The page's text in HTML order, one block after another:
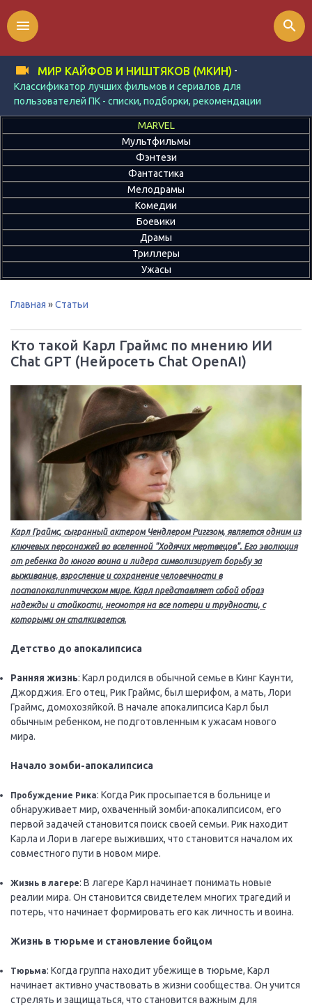
МИР КАЙФОВ И НИШТЯКОВ (МКИН) -
Классификатор лучших фильмов и сериалов для
пользователей ПК - списки, подборки, рекомендации
menu search
MARVEL
Мультфильмы
Фэнтези
Фантастика
Мелодрамы
Комедии
Боевики
Драмы
Триллеры
Ужасы
Главная »Статьи
Кто такой Карл Граймс по мнению ИИ
Chat GPT (Нейросеть Chat OpenAI)
Карл Граймс, сыгранный актером Чендлером Риггзом, является одним из
ключевых персонажей во вселенной "Ходячих мертвецов". Его эволюция
от ребенка до юного воина и лидера символизирует борьбу за
выживание, взросление и сохранение человечности в
постапокалиптическом мире. Карл представляет собой образ
надежды и стойкости, несмотря на все потери и трудности, с
которыми он сталкивается.
Детство до апокалипсиса
Ранняя жизнь: Карл родился в обычной семье в Кинг Каунти,
Джорджия. Его отец, Рик Граймс, был шерифом, а мать, Лори
Граймс, домохозяйкой. В начале апокалипсиса Карл был
обычным ребенком, не подготовленным к ужасам нового
мира.
Начало зомби-апокалипсиса
Пробуждение Рика: Когда Рик просыпается в больнице и
обнаруживает мир, охваченный зомби-апокалипсисом, его
первой задачей становится поиск своей семьи. Рик находит
Карла и Лори в лагере выживших, что становится началом их
совместного пути в новом мире.
Жизнь в лагере: В лагере Карл начинает понимать новые
реалии мира. Он становится свидетелем многих трагедий и
потерь, что начинает формировать его как личность и воина.
Жизнь в тюрьме и становление бойцом
Тюрьма: Когда группа находит убежище в тюрьме, Карл
начинает активно участвовать в жизни сообщества. Он учится
стрелять и защищаться, что становится важным для